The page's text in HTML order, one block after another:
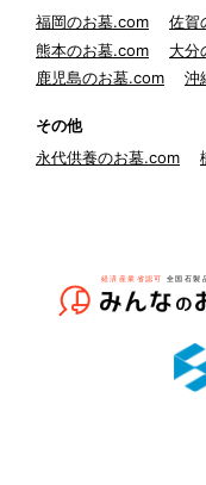
福岡のお墓.com
佐賀
熊本のお墓.com
大分
鹿児島のお墓.com
沖
その他
永代供養のお墓.com